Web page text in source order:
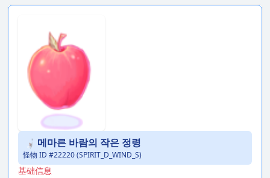
메마른 바람의 작은 정령
怪物 ID #22220 (SPIRIT_D_WIND_S)
基础信息